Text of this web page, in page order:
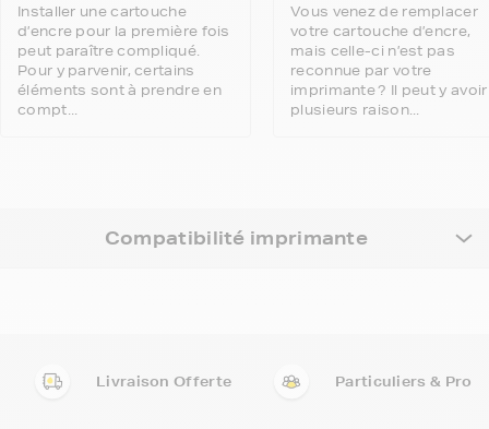
Installer une cartouche
d’encre pour la première fois
peut paraître compliqué.
Pour y parvenir, certains
éléments sont à prendre en
compt...
imprimante ?
Vous venez de remplacer
votre cartouche d’encre,
mais celle-ci n’est pas
reconnue par votre
imprimante ? Il peut y avoir
plusieurs raison...
Compatibilité imprimante
Livraison Offerte Particuliers & Pro